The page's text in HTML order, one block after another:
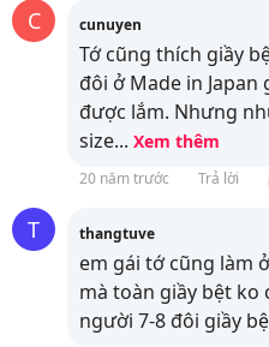
C cunuyen
Tớ cũng thích giầy
đôi ở Made in Japan
được lắm. Nhưng
size... Xem thêm
20 năm trước Trả lời
T thangtuve
em gái tớ cũng làm
mà toàn giầy bệt ko
người 7-8 đôi giầy